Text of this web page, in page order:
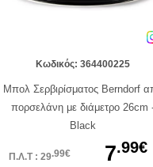
Κωδικός: 364400225
Μπολ Σερβιρίσματος Berndorf
πορσελάνη με διάμετρο 26cm
Black
Π.Λ.Τ : 29.99€ 7.99€